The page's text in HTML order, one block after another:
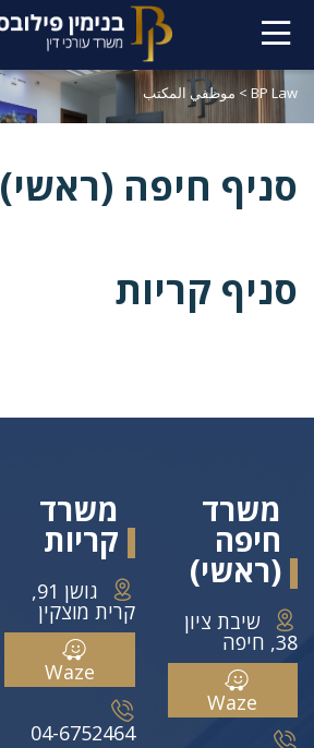
BP Law
> موظفي المكتب
סניף חיפה (ראשי)
סניף קריות
משרד
חיפה
(ראשי)
שיבת ציון
38, חיפה
Waze
משרד
קריות
גושן 91,
קרית מוצקין
Waze
04-6752464